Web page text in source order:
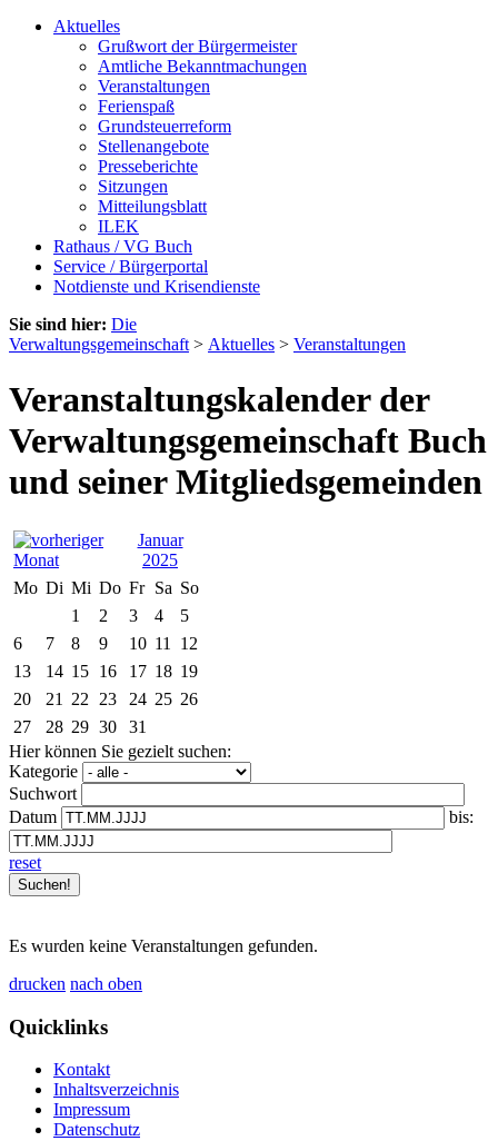
Aktuelles
Grußwort der Bürgermeister
Amtliche Bekanntmachungen
Veranstaltungen
Ferienspaß
Grundsteuerreform
Stellenangebote
Presseberichte
Sitzungen
Mitteilungsblatt
ILEK
Rathaus / VG Buch
Service / Bürgerportal
Notdienste und Krisendienste
Sie sind hier: Die
Verwaltungsgemeinschaft > Aktuelles > Veranstaltungen
Veranstaltungskalender der
Verwaltungsgemeinschaft Buch
und seiner Mitgliedsgemeinden
Januar
2025
Mo Di Mi Do Fr Sa So
1
2 3 4
5
6
7 8 9 10 11
12
13
14 15 16 17 18 19
20
21 22 23 24 25 26
27
28 29 30
31
Hier können Sie gezielt suchen:
Kategorie
Suchwort
Datum
bis:
reset
Es wurden keine Veranstaltungen gefunden.
drucken nach oben
Quicklinks
Kontakt
Inhaltsverzeichnis
Impressum
Datenschutz